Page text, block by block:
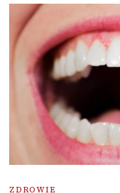
ZDROWIE